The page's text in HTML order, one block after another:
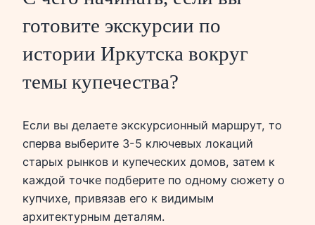
готовите экскурсии по
истории Иркутска вокруг
темы купечества?
Если вы делаете экскурсионный маршрут, то
сперва выберите 3-5 ключевых локаций
старых рынков и купеческих домов, затем к
каждой точке подберите по одному сюжету о
купчихе, привязав его к видимым
архитектурным деталям.